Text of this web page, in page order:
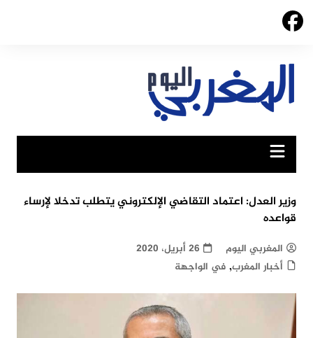
Skip
وزير العدل: اعتماد التقاضي الإلكتروني يتطلب تدخلا لإرساء
قواعده
المغربي اليوم
26 أبريل، 2020
أخبار المغرب, في الواجهة